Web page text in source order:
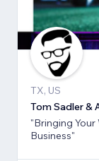
TX, US
Tom Sadler &
"Bringing Your
Business"